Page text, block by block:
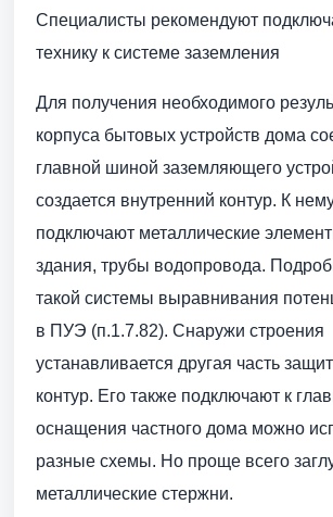
Специалисты рекомендуют
технику к системе заземления
Для получения необходимого
корпуса бытовых устройств дома
главной шиной заземляющего
создается внутренний контур. К
подключают металлические
здания, трубы водопровода.
такой системы выравнивания
в ПУЭ (п.1.7.82). Снаружи строения
устанавливается другая часть
контур. Его также подключают к
оснащения частного дома можно
разные схемы. Но проще всего
металлические стержни.